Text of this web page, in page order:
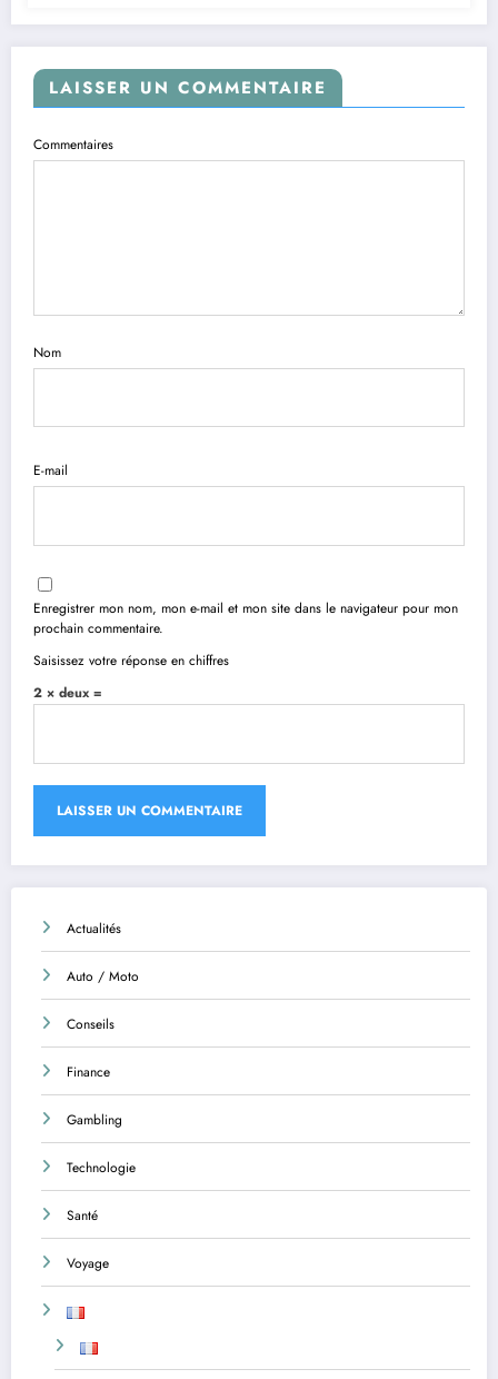
LAISSER UN COMMENTAIRE
Commentaires
Nom
E-mail
Enregistrer mon nom, mon e-mail et mon site dans le navigateur pour mon
prochain commentaire.
Saisissez votre réponse en chiffres
2 × deux =
Actualités
Auto / Moto
Conseils
Finance
Gambling
Technologie
Santé
Voyage